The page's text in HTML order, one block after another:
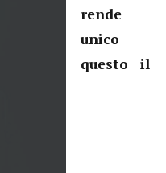
rende
unico
questo il